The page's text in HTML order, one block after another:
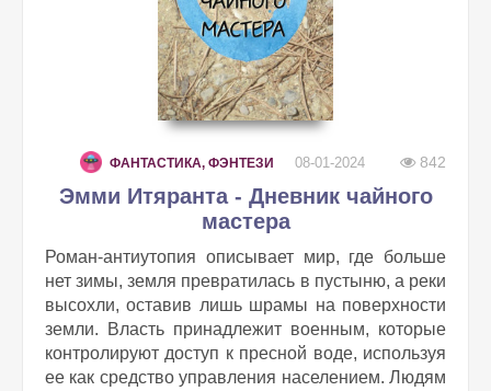
ФАНТАСТИКА, ФЭНТЕЗИ 08-01-2024 842
Эмми Итяранта - Дневник чайного
мастера
Роман-антиутопия описывает мир, где больше
нет зимы, земля превратилась в пустыню, а реки
высохли, оставив лишь шрамы на поверхности
земли. Власть принадлежит военным, которые
контролируют доступ к пресной воде, используя
ее как средство управления населением. Людям